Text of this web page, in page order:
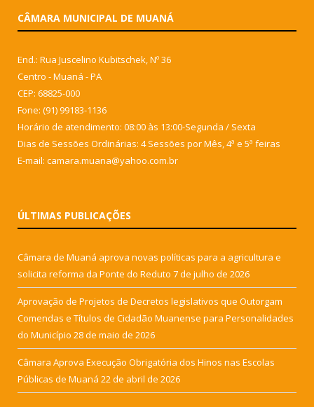
CÂMARA MUNICIPAL DE MUANÁ
End.: Rua Juscelino Kubitschek, Nº 36
Centro - Muaná - PA
CEP: 68825-000
Fone: (91) 99183-1136
Horário de atendimento: 08:00 às 13:00-Segunda / Sexta
Dias de Sessões Ordinárias: 4 Sessões por Mês, 4ª e 5ª feiras
E-mail: camara.muana@yahoo.com.br
ÚLTIMAS PUBLICAÇÕES
Câmara de Muaná aprova novas políticas para a agricultura e
solicita reforma da Ponte do Reduto 7 de julho de 2026
Aprovação de Projetos de Decretos legislativos que Outorgam
Comendas e Títulos de Cidadão Muanense para Personalidades
do Município 28 de maio de 2026
Câmara Aprova Execução Obrigatória dos Hinos nas Escolas
Públicas de Muaná 22 de abril de 2026